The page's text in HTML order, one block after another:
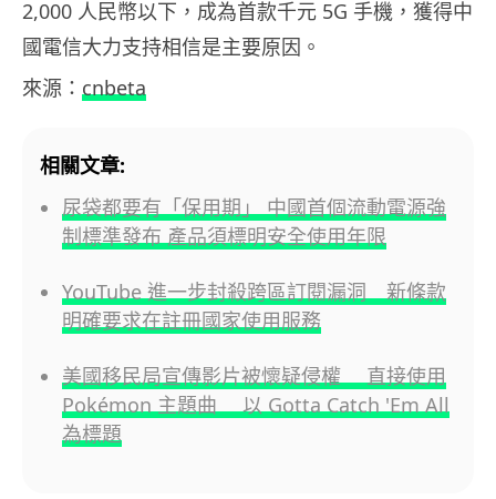
2,000 人民幣以下，成為首款千元 5G 手機，獲得中
國電信大力支持相信是主要原因。
來源： cnbeta
相關文章:
尿袋都要有「保用期」 中國首個流動電源強
制標準發布 產品須標明安全使用年限
YouTube 進一步封殺跨區訂閱漏洞 新條款
明確要求在註冊國家使用服務
美國移民局宣傳影片被懷疑侵權 直接使用
Pokémon 主題曲 以 Gotta Catch 'Em All
為標題